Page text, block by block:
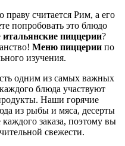
считается Рим, а его
попробовать это блюдо
итальянские пиццерии?
Меню пиццерии по
изучения.
одним из самых важных
блюда участвуют
Наши горячие
из рыбы и мяса, десерты
каждого заказа, поэтому вы
свежести.